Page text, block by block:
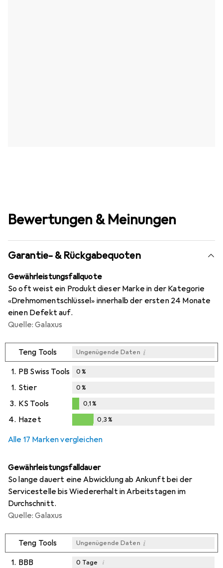
Bewertungen & Meinungen
Garantie- & Rückgabequoten
Gewährleistungsfallquote
So oft weist ein Produkt dieser Marke in der Kategorie
«Drehmomentschlüssel» innerhalb der ersten 24 Monate
einen Defekt auf.
Quelle: Galaxus
Teng Tools Ungenügende Daten i
1. PB Swiss Tools 0%
1. Stier 0%
3. KS Tools
%
0,1%
4. Hazet 0,3%
Alle 17 Marken vergleichen
Gewährleistungsfalldauer
So lange dauert eine Abwicklung ab Ankunft bei der
Servicestelle bis Wiedererhalt in Arbeitstagen im
Durchschnitt.
Quelle: Galaxus
Teng Tools Ungenügende Daten i
1. BBB 0 Tage i